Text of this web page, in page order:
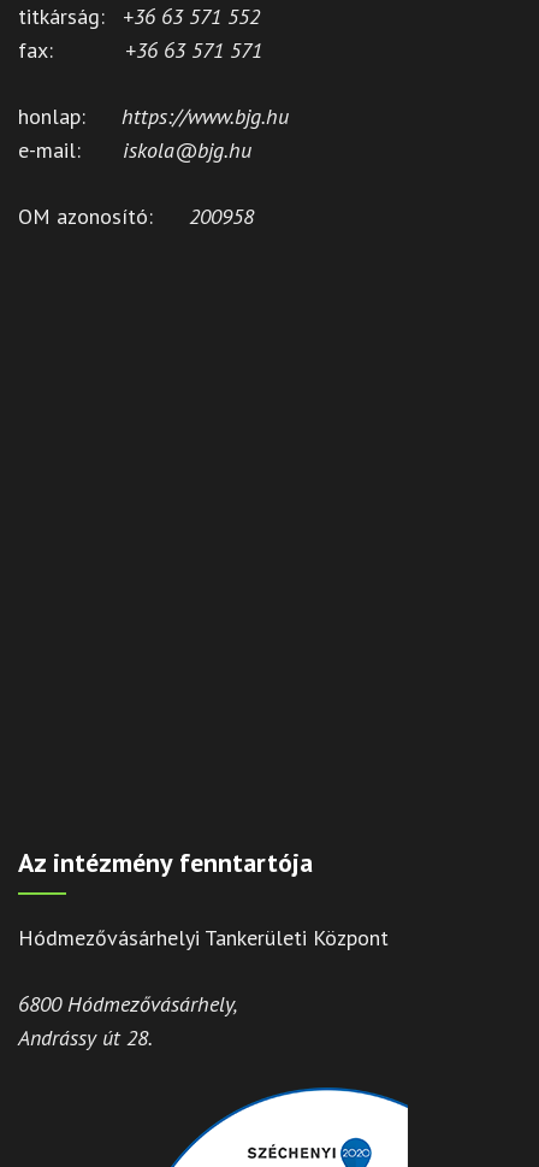
titkárság: +36 63 571 552
fax: +36 63 571 571
honlap: https://www.bjg.hu
e-mail: iskola@bjg.hu
OM azonosító: 200958
Az intézmény fenntartója
Hódmezővásárhelyi Tankerületi Központ
6800 Hódmezővásárhely,
Andrássy út 28.